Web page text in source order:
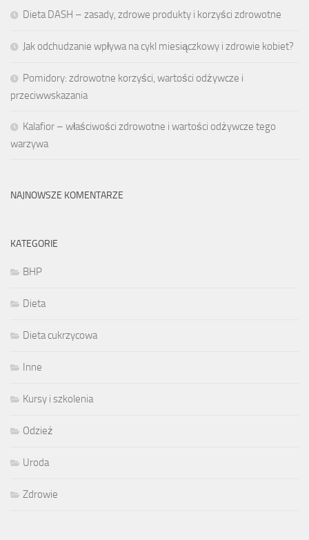
Dieta DASH – zasady, zdrowe produkty i korzyści zdrowotne
Jak odchudzanie wpływa na cykl miesiączkowy i zdrowie kobiet?
Pomidory: zdrowotne korzyści, wartości odżywcze i
przeciwwskazania
Kalafior – właściwości zdrowotne i wartości odżywcze tego
warzywa
NAJNOWSZE KOMENTARZE
KATEGORIE
BHP
Dieta
Dieta cukrzycowa
Inne
Kursy i szkolenia
Odzież
Uroda
Zdrowie